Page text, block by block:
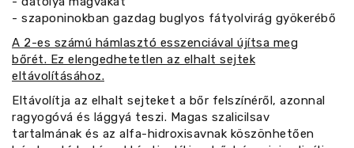
- szaponinokban gazdag buglyos fátyolvirág gyökerébő
A 2-es számú hámlasztó esszenciával újítsa meg
bőrét. Ez elengedhetetlen az elhalt sejtek
eltávolításához.
Eltávolítja az elhalt sejteket a bőr felszínéről, azonnal
ragyogóvá és lággyá teszi. Magas szalicilsav
tartalmának és az alfa-hidroxisavnak köszönhetően